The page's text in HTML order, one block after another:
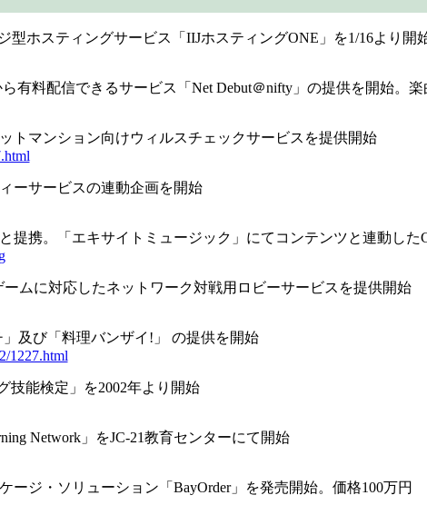
型ホスティングサービス「IIJホスティングONE」を1/16より開
有料配信できるサービス「Net Debut＠nifty」の提供を開始。楽
トマンション向けウィルスチェックサービスを提供開始
ーサービスの連動企画を開始
提携。「エキサイトミュージック」にてコンテンツと連動した
ームに対応したネットワーク対戦用ロビーサービスを提供開始
及び「料理バンザイ!」 の提供を開始
1227.html
技能検定」を2002年より開始
Network」をJC-21教育センターにて開始
ジ・ソリューション「BayOrder」を発売開始。価格100万円